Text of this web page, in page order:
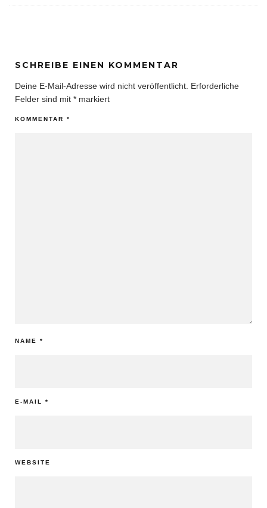
SCHREIBE EINEN KOMMENTAR
Deine E-Mail-Adresse wird nicht veröffentlicht. Erforderliche
Felder sind mit * markiert
KOMMENTAR *
NAME *
E-MAIL *
WEBSITE